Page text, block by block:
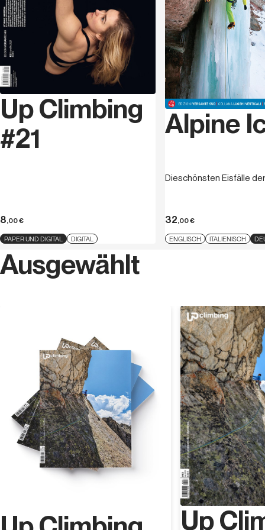
Up Climbing
#21
8,00€
PAPER UND DIGITAL DIGITAL
Alpine
Dieschönsten Eisfälle
32,00€
ENGLISCH ITALIENISCH
Ausgewählt
Up